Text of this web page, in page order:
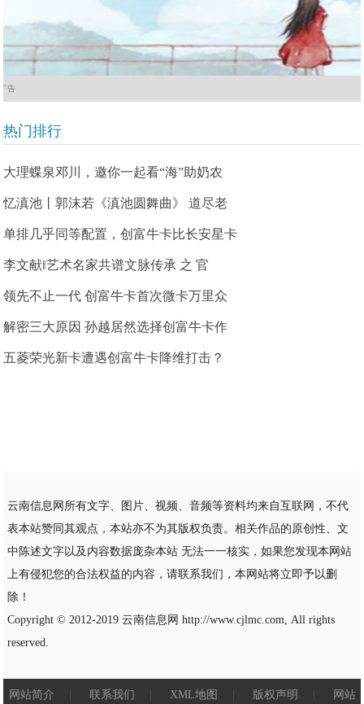
广告
热门排行
大理蝶泉邓川，邀你一起看“海”助奶农
忆滇池丨郭沫若《滇池圆舞曲》 道尽老
单排几乎同等配置，创富牛卡比长安星卡
李文献‖艺术名家共谱文脉传承 之 官
领先不止一代 创富牛卡首次微卡万里众
解密三大原因 孙越居然选择创富牛卡作
五菱荣光新卡遭遇创富牛卡降维打击？
云南信息网所有文字、图片、视频、音频等资料均来自互联网，不代
表本站赞同其观点，本站亦不为其版权负责。相关作品的原创性、文
中陈述文字以及内容数据庞杂本站 无法一一核实，如果您发现本网站
上有侵犯您的合法权益的内容，请联系我们，本网站将立即予以删
除！
Copyright © 2012-2019 云南信息网 http://www.cjlmc.com, All rights
reserved.
网站简介 联系我们 XML地图 版权声明 网站